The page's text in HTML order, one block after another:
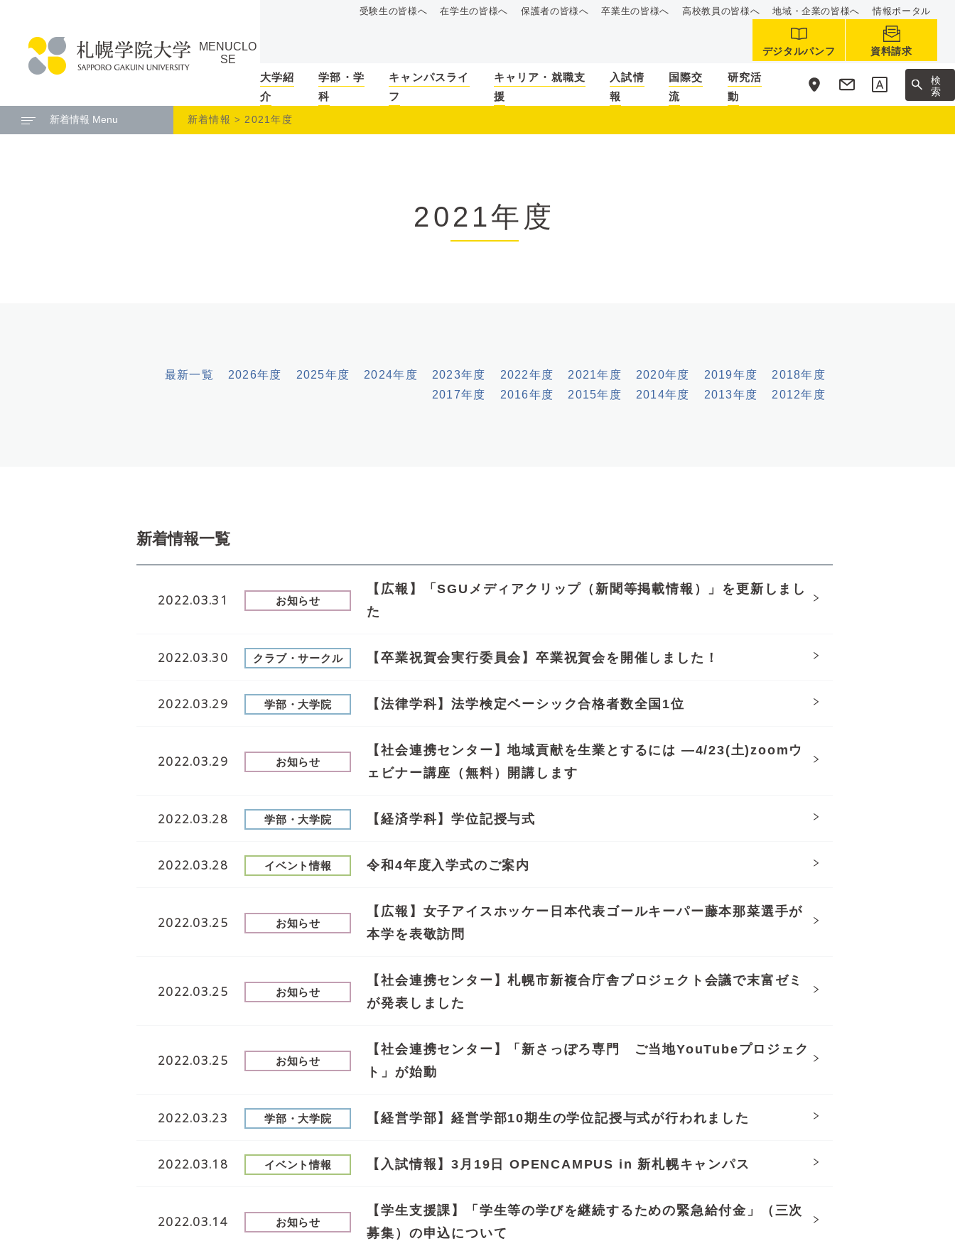
ュ
幌
学
MENUCLO
SE
受験生の皆様へ 在学生の皆様へ 保護者の皆様へ 卒業生の皆様へ 高校教員の皆様へ 地域・企業の皆様へ 情報ポータル
デジタルパンフ 資料請求
大学紹
介
学部・学
科
キャンパスライ
フ
キャリア・就職支
援
入試情
報
国際交
流
研究活
動
サ
イ
ト
内
検
索
新着情報 Menu 新着情報 2021年度
2021年度
最新一覧 2026年度 2025年度 2024年度 2023年度 2022年度 2021年度 2020年度 2019年度
2018年度
2017年度
2016年度 2015年度 2014年度 2013年度 2012年度
新着情報一覧
2022.03.31 お知らせ
【広報】「SGUメディアクリップ（新聞等掲載情報）」を更新しまし
た
2022.03.30 クラブ・サークル 【卒業祝賀会実行委員会】卒業祝賀会を開催しました！
2022.03.29 学部・大学院 【法律学科】法学検定ベーシック合格者数全国1位
2022.03.29 お知らせ
【社会連携センター】地域貢献を生業とするには —4/23(土)zoomウ
ェビナー講座（無料）開講します
2022.03.28 学部・大学院 【経済学科】学位記授与式
2022.03.28 イベント情報 令和4年度入学式のご案内
2022.03.25 お知らせ
【広報】女子アイスホッケー日本代表ゴールキーパー藤本那菜選手が
本学を表敬訪問
2022.03.25 お知らせ
【社会連携センター】札幌市新複合庁舎プロジェクト会議で末富ゼミ
が発表しました
2022.03.25 お知らせ
【社会連携センター】「新さっぽろ専門 ご当地YouTubeプロジェク
ト」が始動
2022.03.23 学部・大学院 【経営学部】経営学部10期生の学位記授与式が行われました
2022.03.18 イベント情報 【入試情報】3月19日 OPENCAMPUS in 新札幌キャンパス
2022.03.14 お知らせ
【学生支援課】「学生等の学びを継続するための緊急給付金」（三次
募集）の申込について
ッ